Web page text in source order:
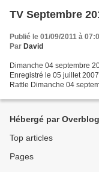
TV Septembre
Publié le 01/09/2011 à
Par David
Dimanche 04 septembre
Enregistré le 05 juillet
Rattle Dimanche 04
Hébergé par Overblog
Top articles
Pages